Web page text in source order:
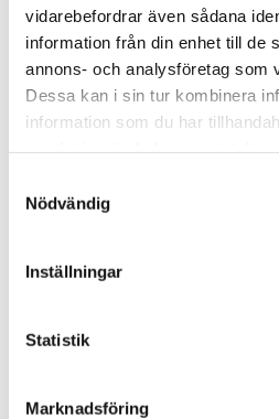
vidarebefordrar även sådana
information från din enhet till de
annons- och analysföretag som
Dessa kan i sin tur kombinera
information som du har
Nödvändig
Inställningar
Statistik
Marknadsföring
Höjd & Bredd:44 x 44 mm
Hörnhål: För M6 Skruv,
eller köp gängade hål av
Centrumhål: M8
Kostnad; Kapning &
Flexlink artikelnummer:
information.